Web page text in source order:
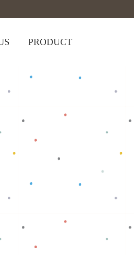
PRODUCT
Shirt ,Tops Oblong Panjang